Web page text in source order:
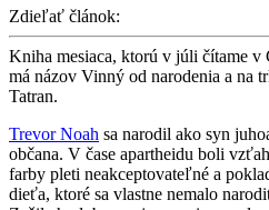
Zdieľať článok:
Kniha mesiaca, ktorú v júli čítame
má názov Vinný od narodenia a na
Tatran.
Trevor Noah sa narodil ako syn
občana. V čase apartheidu boli
farby pleti neakceptovateľné a
dieťa, ktoré sa vlastne nemalo